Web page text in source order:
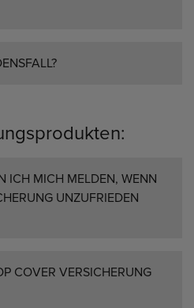
ICH MICH MELDEN, WENN
UNZUFRIEDEN
COVER VERSICHERUNG